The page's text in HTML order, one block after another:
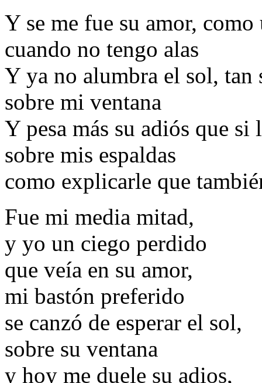
Y se me fue su amor,
cuando no tengo alas
Y ya no alumbra el sol, tan
sobre mi ventana
Y pesa más su adiós que
sobre mis espaldas
como explicarle que
Fue mi media mitad,
y yo un ciego perdido
que veía en su amor,
mi bastón preferido
se canzó de esperar el sol,
sobre su ventana
y hoy me duele su adios,